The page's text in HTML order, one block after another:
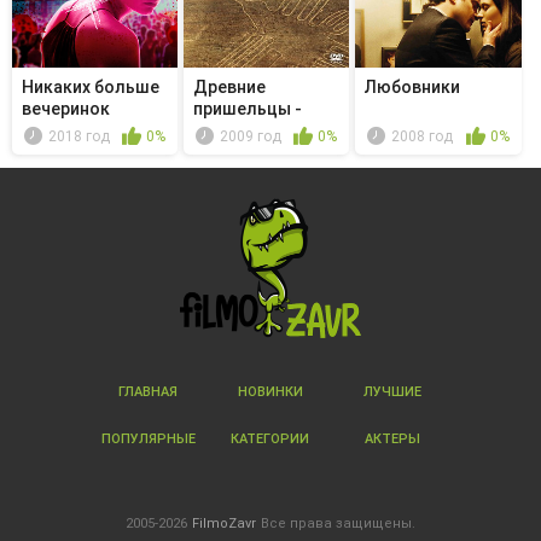
Никаких больше
вечеринок
2018 год 0%
Древние
пришельцы -
Unlocking the
2009 год 0%
Любовники
2008 год 0%
ГЛАВНАЯ НОВИНКИ ЛУЧШИЕ
ПОПУЛЯРНЫЕ КАТЕГОРИИ АКТЕРЫ
2005-2026 FilmoZavr Все права защищены.